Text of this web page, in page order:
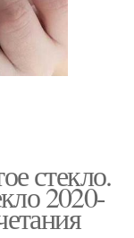
стекло.
2020-